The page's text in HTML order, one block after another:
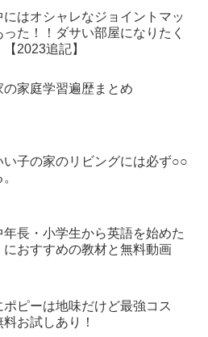
にはオシャレなジョイントマッ
った！！ダサい部屋になりたく
2023追記】
の家庭学習遍歴まとめ
い子の家のリビングには必ず○○
年長・小学生から英語を始めた
におすすめの教材と無料動画
ポピーは地味だけど最強コス
お試しあり！